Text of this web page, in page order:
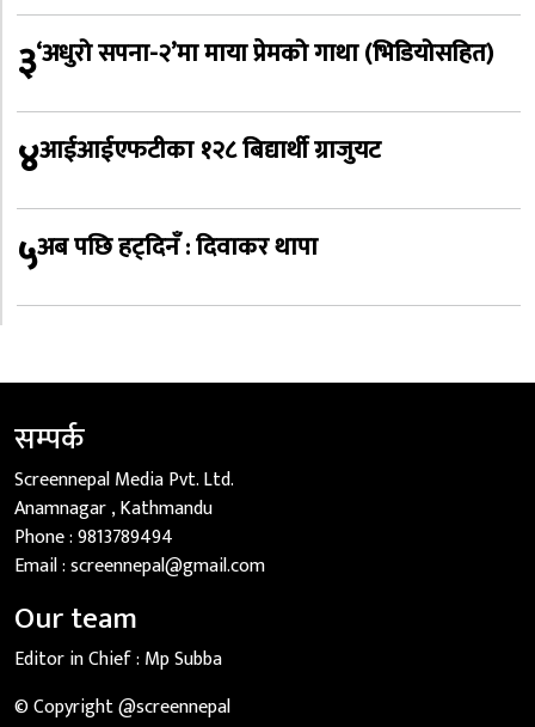
३‘अधुरो सपना-२’मा माया प्रेमको गाथा (भिडियोसहित)
४आईआईएफटीका १२८ बिद्यार्थी ग्राजुयट
५अब पछि हट्दिनँ : दिवाकर थापा
सम्पर्क
Screennepal Media Pvt. Ltd.
Anamnagar , Kathmandu
Phone :9813789494
Email :screennepal@gmail.com
Our team
Editor in Chief : Mp Subba
© Copyright @screennepal